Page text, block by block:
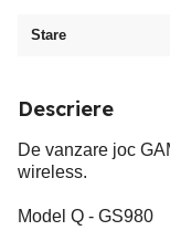
Stare
Descriere
De vanzare joc
wireless.
Model Q - GS980